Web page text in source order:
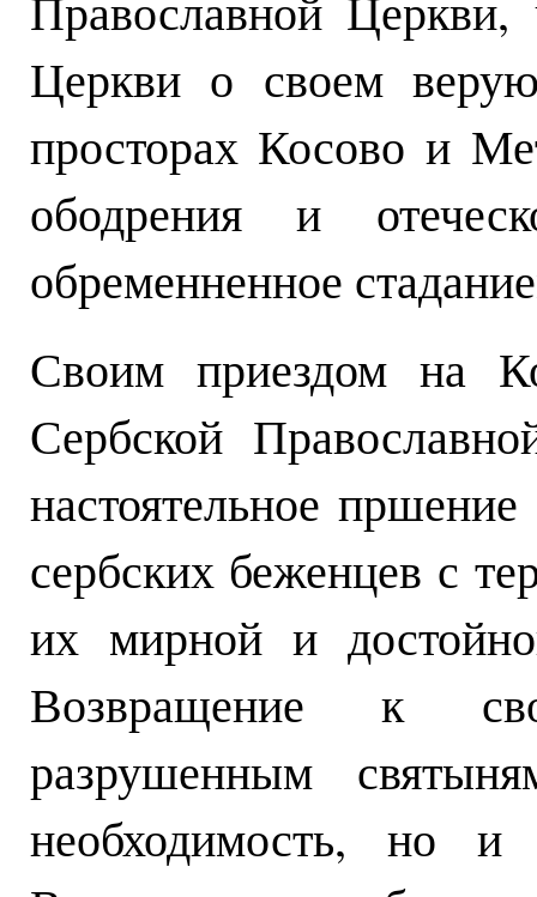
Церкви о своем
просторах Косово и
ободрения и
обременненное
Своим приездом на
Сербской
настоятельное
сербских беженцев с
их мирной и
Возвращение к
разрушенным
необходимость, но